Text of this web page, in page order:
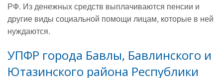
РФ. Из денежных средств выплачиваются пенсии и
другие виды социальной помощи лицам, которые в ней
нуждаются.
УПФР города Бавлы, Бавлинского и
Ютазинского района Республики